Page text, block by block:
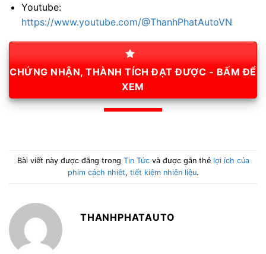
Youtube:
https://www.youtube.com/@ThanhPhatAutoVN
CHỨNG NHẬN, THÀNH TÍCH ĐẠT ĐƯỢC - BẤM ĐỂ
XEM
Bài viết này được đăng trong Tin Tứcvà được gắn thẻ lợi ích của
phim cách nhiêt, tiết kiệm nhiên liệu.
THANHPHATAUTO